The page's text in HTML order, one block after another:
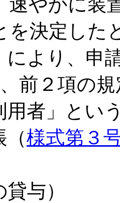
を決定した
により、申
前２項の
用者」とい
（様式第３
貸与）